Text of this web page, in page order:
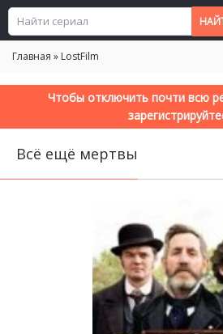
Главная » LostFilm
Чтобы отключить почти всю
Всё ещё мертвы